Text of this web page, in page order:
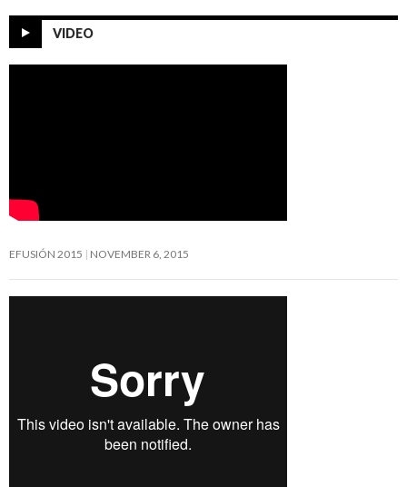
VIDEO
EFUSIÓN 2015 NOVEMBER 6, 2015